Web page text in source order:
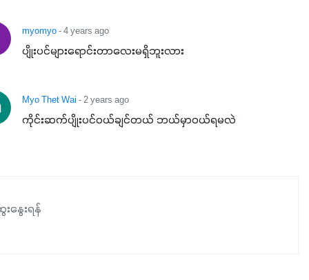
myomyo- 4 years ago
ပျိုးပင်များရောင်းတာလေးမရှိဘူးလား
Myo Thet Wai - 2 years ago
ကိုင်းဆက်ပျိုးပင်ဝယ်ချင်တယ် ဘယ်မှာဝယ်ရမလဲ
နွေးရန်